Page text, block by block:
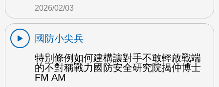
2026/02/03
國防小尖兵
特別條例如何建構讓對手不敢輕啟戰端
的不對稱戰力國防安全研究院揭仲博士
FM AM